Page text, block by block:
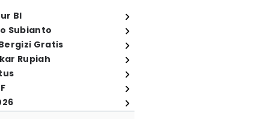
BI
Subianto
Gratis
Rupiah